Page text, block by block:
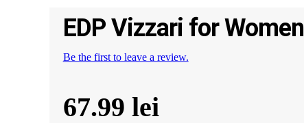
EDP Vizzari for Women
Be the first to leave a review.
67.99 lei